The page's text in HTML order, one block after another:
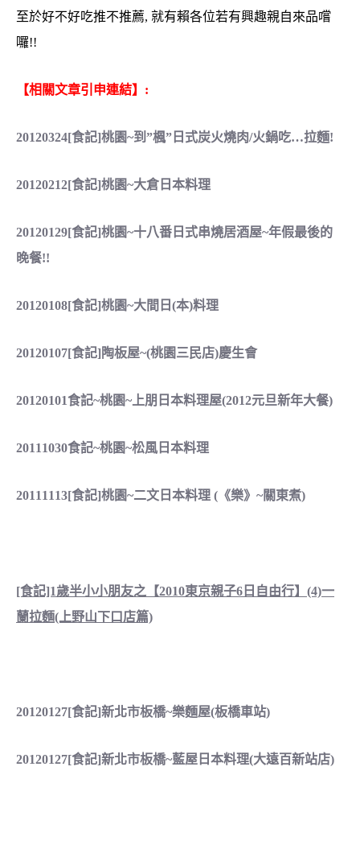
至於好不好吃推不推薦, 就有賴各位若有興趣親自來品嚐
囉!!
【相關文章引申連結】:
20120324[食記]桃園~到”楓”日式炭火燒肉/火鍋吃…拉麵!
20120212[食記]桃園~大倉日本料理
20120129[食記]桃園~十八番日式串燒居酒屋~年假最後的
晚餐!!
20120108[食記]桃園~大間日(本)料理
20120107[食記]陶板屋~(桃園三民店)慶生會
20120101食記~桃園~上朋日本料理屋(2012元旦新年大餐)
20111030食記~桃園~松風日本料理
20111113[食記]桃園~二文日本料理 (《樂》~關東煮)
[食記]1歲半小小朋友之【2010東京親子6日自由行】(4)一
蘭拉麵(上野山下口店篇)
20120127[食記]新北市板橋~樂麵屋(板橋車站)
20120127[食記]新北市板橋~藍屋日本料理(大遠百新站店)